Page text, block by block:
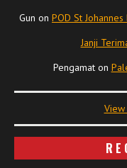
Gun on POD St
Janji
Pengamaton